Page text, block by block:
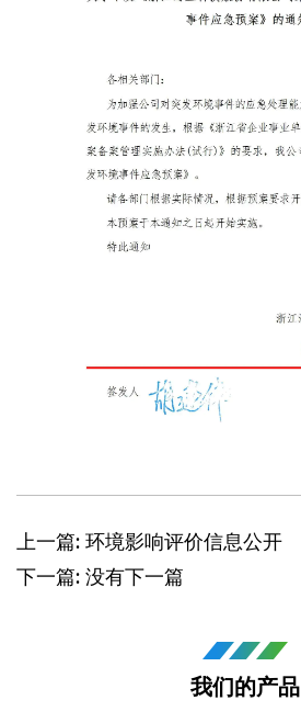
上一篇: 环境影响评价信息公开
下一篇: 没有下一篇
我们的产品